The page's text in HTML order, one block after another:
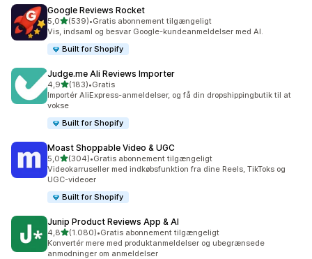
Google Reviews Rocket
5,0ud af 5 stjerner
(539)
539 anmeldelser i alt
•Gratis abonnement tilgængeligt
Vis, indsaml og besvar Google-kundeanmeldelser med AI.
Built for Shopify
Judge.me Ali Reviews Importer
4,9ud af 5 stjerner
(183)
183 anmeldelser i alt
•Gratis
Importér AliExpress-anmeldelser, og få din dropshippingbutik til at
vokse
Built for Shopify
Moast Shoppable Video & UGC
5,0ud af 5 stjerner
(304)
304 anmeldelser i alt
•Gratis abonnement tilgængeligt
Videokarruseller med indkøbsfunktion fra dine Reels, TikToks og
UGC-videoer
Built for Shopify
Junip Product Reviews App & AI
4,8ud af 5 stjerner
(1.080)
1080 anmeldelser i alt
•Gratis abonnement tilgængeligt
Konvertér mere med produktanmeldelser og ubegrænsede
anmodninger om anmeldelser